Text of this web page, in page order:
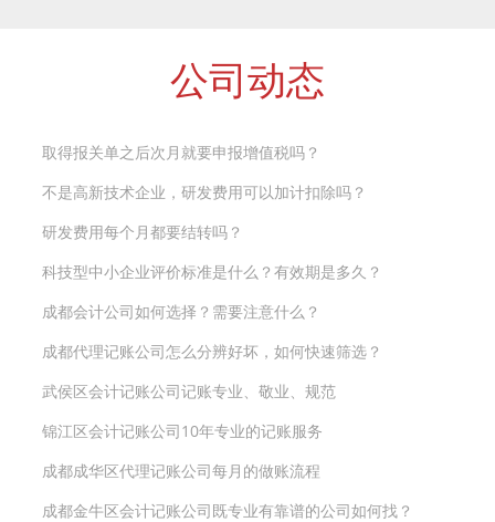
公司动态
取得报关单之后次月就要申报增值税吗？
不是高新技术企业，研发费用可以加计扣除吗？
研发费用每个月都要结转吗？
科技型中小企业评价标准是什么？有效期是多久？
成都会计公司如何选择？需要注意什么？
成都代理记账公司怎么分辨好坏，如何快速筛选？
武侯区会计记账公司记账专业、敬业、规范
锦江区会计记账公司10年专业的记账服务
成都成华区代理记账公司每月的做账流程
成都金牛区会计记账公司既专业有靠谱的公司如何找？